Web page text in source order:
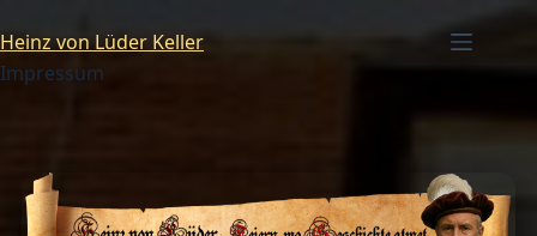
Inhalt
springen
Heinz von Lüder Keller
Impressum